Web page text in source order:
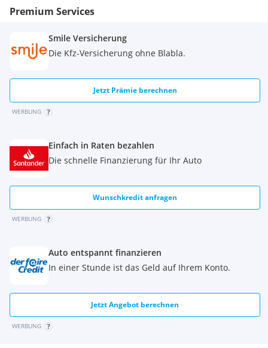
Premium Services
Smile Versicherung
Die Kfz-Versicherung ohne Blabla.
Jetzt Prämie berechnen
WERBUNG
Einfach in Raten bezahlen
Die schnelle Finanzierung für Ihr Auto
Wunschkredit anfragen
WERBUNG
Auto entspannt finanzieren
In einer Stunde ist das Geld auf Ihrem Konto.
Jetzt Angebot berechnen
WERBUNG